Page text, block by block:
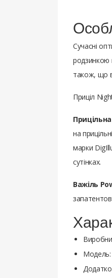
Сучасні
родзинкою
також, що
Приціл
Прицільна
на
марки
сутінках.
Важіль
Модель: